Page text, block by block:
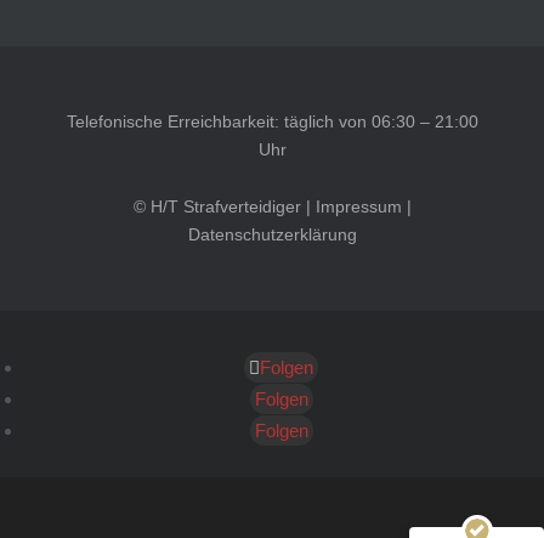
Telefonische Erreichbarkeit: täglich von 06:30 – 21:00
Uhr
© H/T Strafverteidiger | Impressum |
Datenschutzerklärung
Folgen
Folgen
Folgen
Kundenbewertungen und Erfahrungen zu
SEHR GUT